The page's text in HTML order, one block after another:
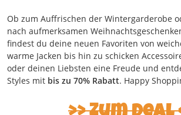
Ob zum Auffrischen der Wintergarderobe
nach aufmerksamen
findest du deine neuen Favoriten von
warme Jacken bis hin zu schicken
oder deinen Liebsten eine Freude und
Styles mit bis zu 70% Rabatt. Happy